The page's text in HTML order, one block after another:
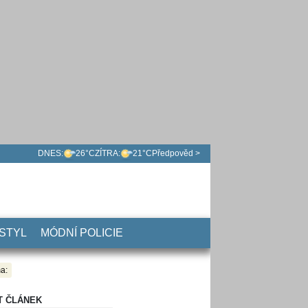
DNES: 26°CZÍTRA: 21°C Předpověd >
MÓDNÍ POLICIE
ČLÁNEK